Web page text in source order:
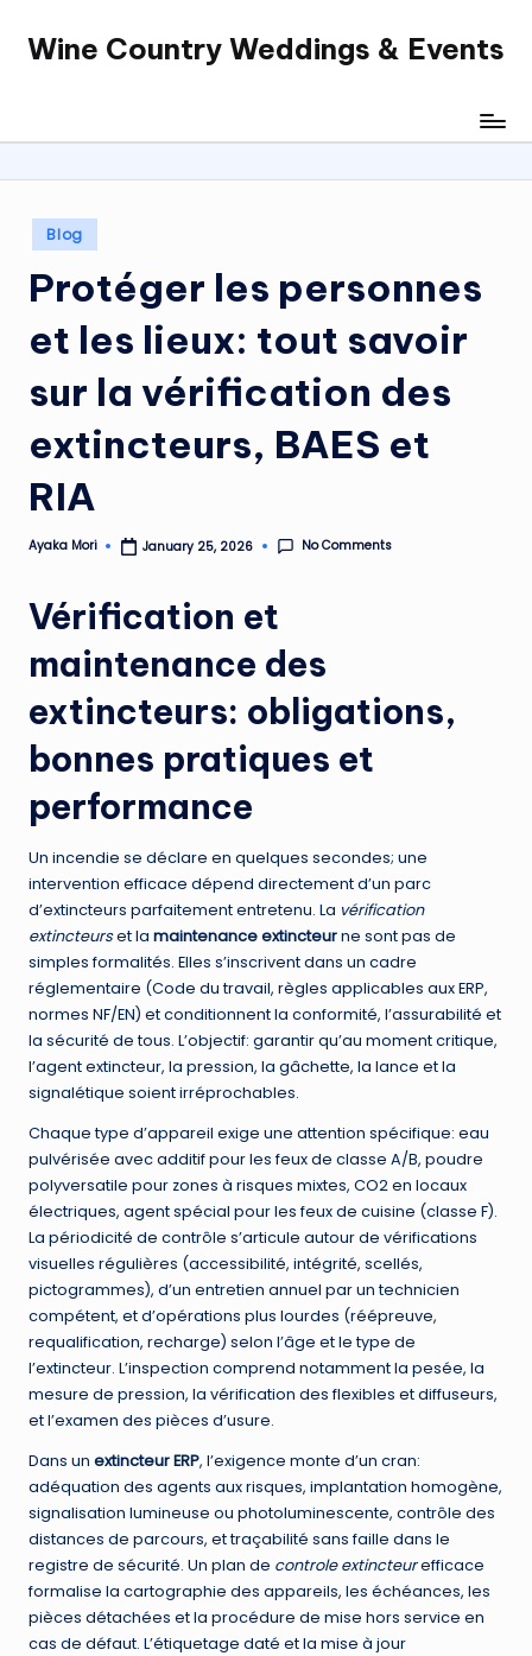
SkipWine Country Weddings & Events
Posted
in
Blog
Protéger les personnes
et les lieux: tout savoir
sur la vérification des
extincteurs, BAES et
RIA
Posted
Ayaka Mori January 25, 2026 No Comments
Vérification et
maintenance des
extincteurs: obligations,
bonnes pratiques et
performance
Un incendie se déclare en quelques secondes; une
intervention efficace dépend directement d’un parc
d’extincteurs parfaitement entretenu. La vérification
extincteurset la maintenance extincteurne sont pas de
simples formalités. Elles s’inscrivent dans un cadre
réglementaire (Code du travail, règles applicables aux ERP,
normes NF/EN) et conditionnent la conformité, l’assurabilité et
la sécurité de tous. L’objectif: garantir qu’au moment critique,
l’agent extincteur, la pression, la gâchette, la lance et la
signalétique soient irréprochables.
Chaque type d’appareil exige une attention spécifique: eau
pulvérisée avec additif pour les feux de classe A/B, poudre
polyversatile pour zones à risques mixtes, CO2 en locaux
électriques, agent spécial pour les feux de cuisine (classe F).
La périodicité de contrôle s’articule autour de vérifications
visuelles régulières (accessibilité, intégrité, scellés,
pictogrammes), d’un entretien annuel par un technicien
compétent, et d’opérations plus lourdes (réépreuve,
requalification, recharge) selon l’âge et le type de
l’extincteur. L’inspection comprend notamment la pesée, la
mesure de pression, la vérification des flexibles et diffuseurs,
et l’examen des pièces d’usure.
Dans un extincteur ERP, l’exigence monte d’un cran:
adéquation des agents aux risques, implantation homogène,
signalisation lumineuse ou photoluminescente, contrôle des
distances de parcours, et traçabilité sans faille dans le
registre de sécurité. Un plan de controle extincteurefficace
formalise la cartographie des appareils, les échéances, les
pièces détachées et la procédure de mise hors service en
cas de défaut. L’étiquetage daté et la mise à jour